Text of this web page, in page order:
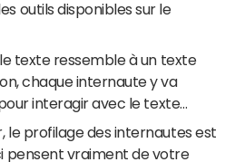
outils disponibles sur le
texte ressemble à un texte
chaque internaute y va
interagir avec le texte…
le profilage des internautes est
pensent vraiment de votre